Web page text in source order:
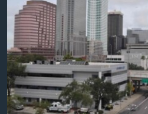
Learning English
СОЦИАЛЬНЫЕ СЕТИ
Языки